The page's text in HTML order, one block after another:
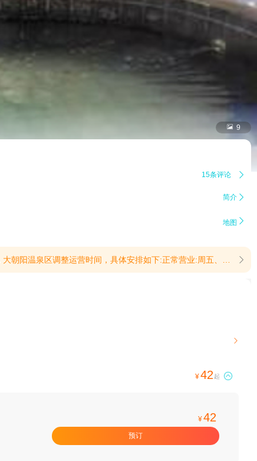
 9
15条评论 
简介 
地图 
大家出行前提前规划好行程，避免跑空。咨询电话:13940691004、13940651677、15241627773(提示有效期2026/8/2至2026/8/31) 

¥42 起 
¥42
预订